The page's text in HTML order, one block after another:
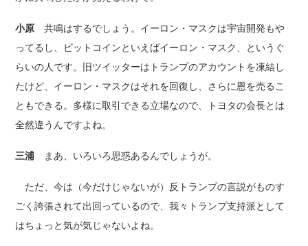
小原共鳴はするでしょう。イーロン・マスクは宇宙開発もや
ってるし、ビットコインといえばイーロン・マスク、というぐ
らいの人です。旧ツイッターはトランプのアカウントを凍結し
たけど、イーロン・マスクはそれを回復し、さらに恩を売るこ
ともできる。多様に取引できる立場なので、トヨタの会長とは
全然違うんですよね。
三浦 まあ、いろいろ思惑あるんでしょうが。
ただ、今は（今だけじゃないが）反トランプの言説がものす
ごく誇張されて出回っているので、我々トランプ支持派として
はちょっと気が気じゃないよね。